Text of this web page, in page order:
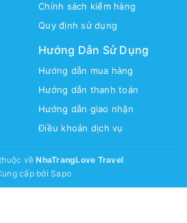
Chính sách kiểm hàng
Quy định sử dụng
Hướng Dẫn Sử Dụng
Hướng dẫn mua hàng
Hướng dẫn thanh toán
Hướng dẫn giao nhận
Điều khoản dịch vụ
vềNhaTrangLove Travel
cấp bởi Sapo